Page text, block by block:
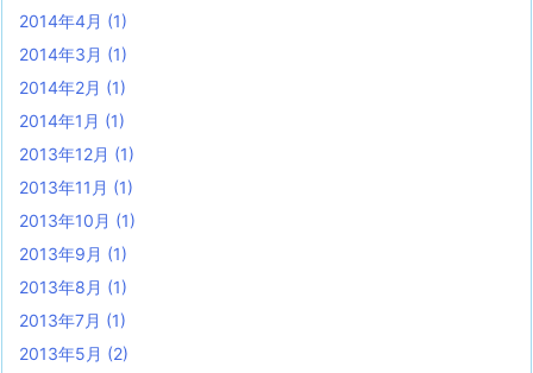
2014年4月 (1)
2014年3月 (1)
2014年2月 (1)
2014年1月 (1)
2013年12月 (1)
2013年11月 (1)
2013年10月 (1)
2013年9月 (1)
2013年8月 (1)
2013年7月 (1)
2013年5月 (2)